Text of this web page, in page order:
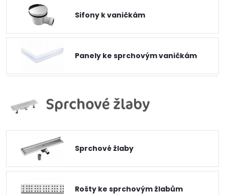
Sifony k vaničkám
Panely ke sprchovým vaničkám
Sprchové žlaby
Rošty ke sprchovým žlabům